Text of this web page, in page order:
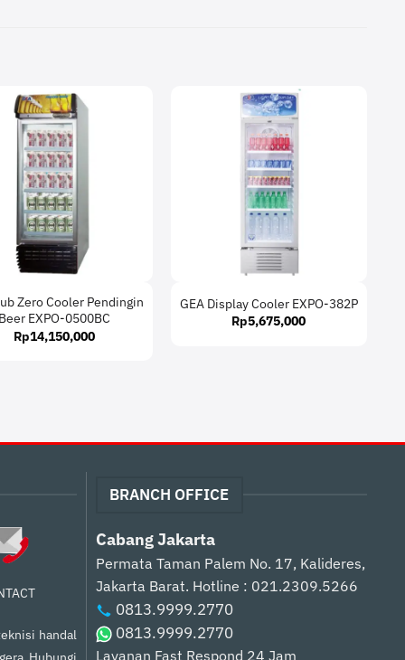
Zero Cooler Pendingin
Beer EXPO-0500BC
Rp14,150,000
GEA Display Cooler EXPO-382P
Rp5,675,000
handal
BRANCH OFFICE
Cabang Jakarta
Permata Taman Palem No. 17, Kalideres,
Jakarta Barat. Hotline : 021.2309.5266
0813.9999.2770
0813.9999.2770
Layanan Fast Respond 24 Jam